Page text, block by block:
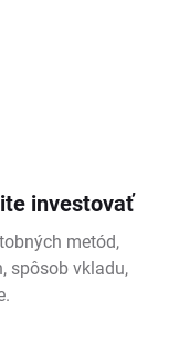
investovať
metód,
spôsob vkladu,